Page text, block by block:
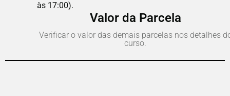
às 17:00).
Valor da Parcela
Verificar o valor das demais parcelas nos detalhes
curso.